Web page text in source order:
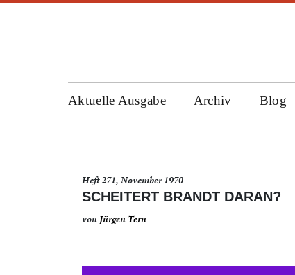
Aktuelle Ausgabe Archiv Blog
Heft 271, November 1970
SCHEITERT BRANDT DARAN?
von Jürgen Tern